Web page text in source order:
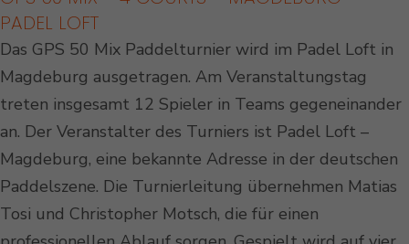
PADEL LOFT
Das GPS 50 Mix Paddelturnier wird im Padel Loft in
Magdeburg ausgetragen. Am Veranstaltungstag
treten insgesamt 12 Spieler in Teams gegeneinander
an. Der Veranstalter des Turniers ist Padel Loft –
Magdeburg, eine bekannte Adresse in der deutschen
Paddelszene. Die Turnierleitung übernehmen Matias
Tosi und Christopher Motsch, die für einen